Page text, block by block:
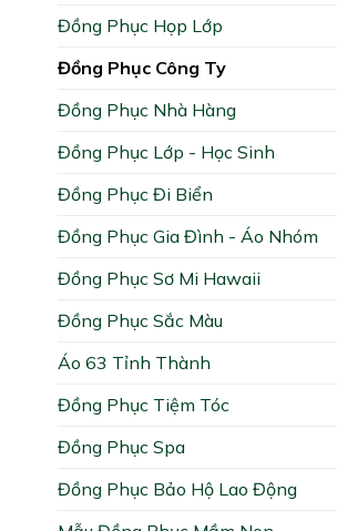
Đồng Phục Họp Lớp
Đồng Phục Công Ty
Đồng Phục Nhà Hàng
Đồng Phục Lớp - Học Sinh
Đồng Phục Đi Biển
Đồng Phục Gia Đình - Áo Nhóm
Đồng Phục Sơ Mi Hawaii
Đồng Phục Sắc Màu
Áo 63 Tỉnh Thành
Đồng Phục Tiệm Tóc
Đồng Phục Spa
Đồng Phục Bảo Hộ Lao Động